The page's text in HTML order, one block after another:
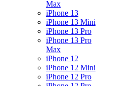
Max
iPhone 13
iPhone 13 Mini
iPhone 13 Pro
iPhone 13 Pro
Max
iPhone 12
iPhone 12 Mini
iPhone 12 Pro